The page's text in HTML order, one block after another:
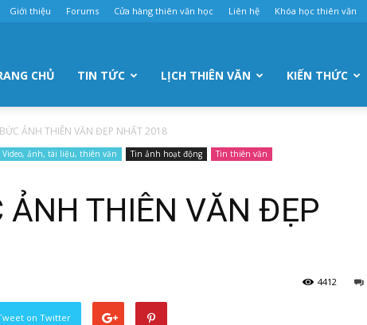
Giới thiệu Forums Cửa hàng thiên văn học Liên hệ Khóa học thiên văn
CHỦ TIN TỨC LỊCH THIÊN VĂN KIẾN THỨC
ẢNH THIÊN VĂN ĐẸP NHẤT 2018
Video, ảnh, tài liệu, thiên văn Tin ảnh hoạt động
Tin thiên văn
ẢNH THIÊN VĂN ĐẸP
4412
on Twitter